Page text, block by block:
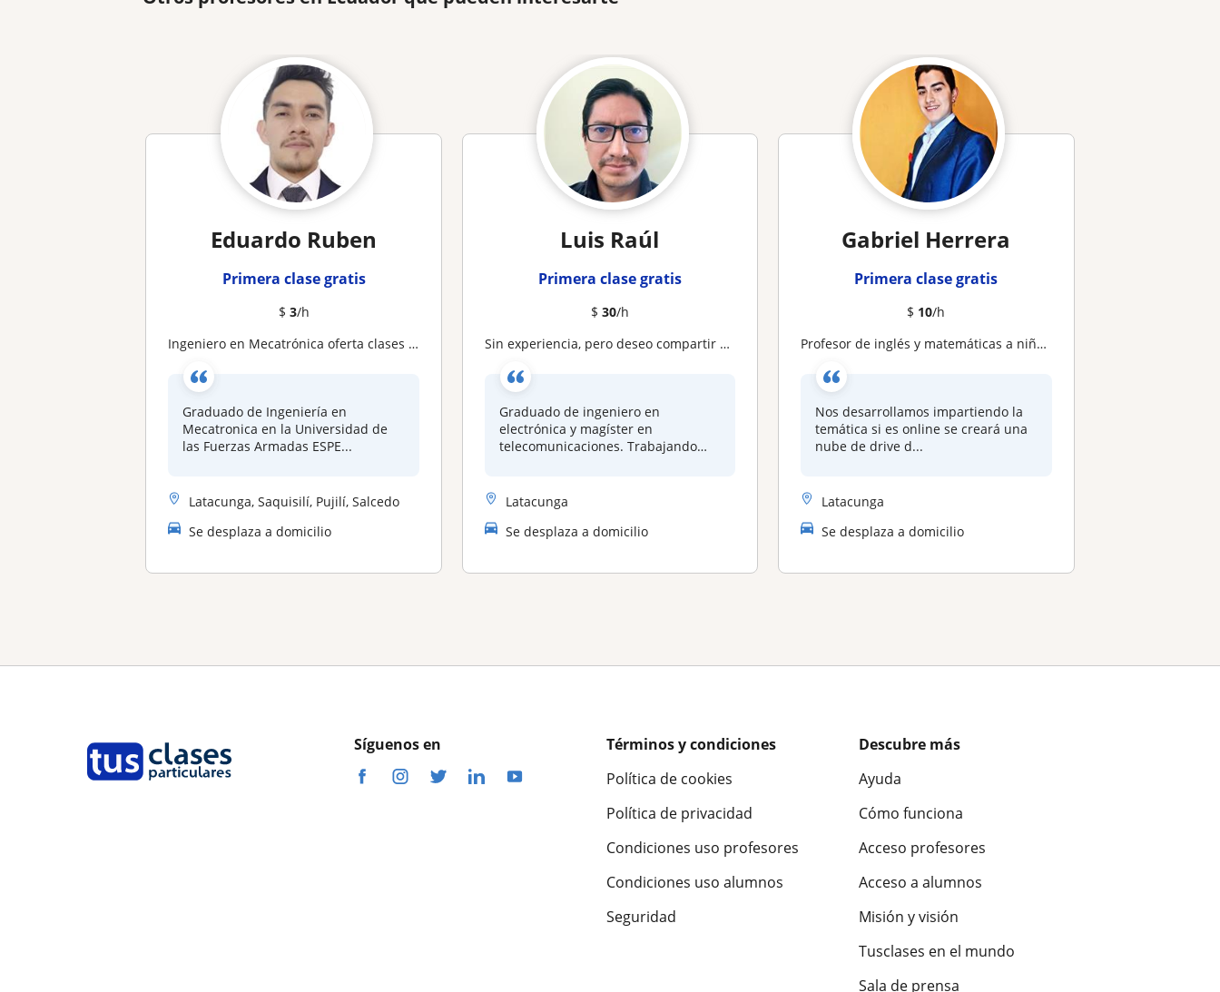
Eduardo Ruben
Primera clase gratis
$ 3/h
Ingeniero en Mecatrónica oferta clases particulares
Graduado de Ingeniería en
Mecatronica en la Universidad de
las Fuerzas Armadas ESPE...
Latacunga, Saquisilí, Pujilí, Salcedo
Se desplaza a domicilio
Luis Raúl
Primera clase gratis
$ 30/h
Sin experiencia, pero deseo compartir mis conocimientos adquiridos en el ámbito laboral
Graduado de ingeniero en
electrónica y magíster en
telecomunicaciones. Trabajando
Latacunga
Se desplaza a domicilio
Gabriel Herrera
Primera clase gratis
$ 10/h
Profesor de inglés y matemáticas a niños de 6 a 12 años
Nos desarrollamos impartiendo la
temática si es online se creará una
nube de drive d...
Latacunga
Se desplaza a domicilio
Síguenos en
Términos y condiciones
Política de cookies
Política de privacidad
Condiciones uso profesores
Condiciones uso alumnos
Seguridad
Descubre más
Ayuda
Cómo funciona
Acceso profesores
Acceso a alumnos
Misión y visión
Tusclases en el mundo
Sala de prensa